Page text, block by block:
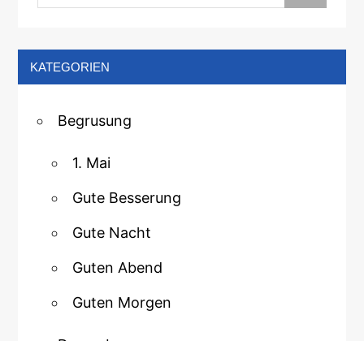
KATEGORIEN
Begrusung
1. Mai
Gute Besserung
Gute Nacht
Guten Abend
Guten Morgen